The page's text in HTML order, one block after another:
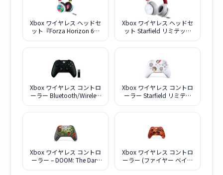
Xbox ワイヤレス ヘッドセ
ット『Forza Horizon 6』
Xbox ワイヤレス ヘッドセ
ット Starfield リミテッド
Xbox ワイヤレス コントロ
ーラー Bluetooth/Wireless
4N7-00008
Xbox ワイヤレス コントロ
ーラー Starfield リミテッ
00109
Xbox ワイヤレス コントロ
ーラー – DOOM: The Dark
Xbox ワイヤレス コントロ
ーラー (ファイヤー ベイパ